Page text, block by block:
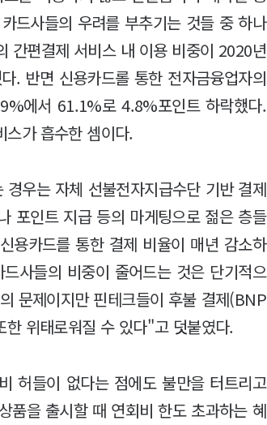
드사들의 우려를 부추기는 것들 중 하나
간편결제 서비스 내 이용 비중이 2020년
. 반면 신용카드롤 통한 전자금융업자의
에서 61.1%로 4.8%포인트 하락했다.
가 흡수한 셈이다.
우는 자체 선불전자지급수단 기반 결제
포인트 지급 등의 마게팅으로 젊은 층들
용카드를 통한 결제 비율이 매년 감소하
사들의 비중이 줄어드는 것은 단기적으
문제이지만 핀테크들이 후불 결제(BNP
위태로워질 수 있다"고 덧붙였다.
허들이 없다는 점에도 불만을 터트리고
품을 출시할 때 연회비 한도 초과하는 혜